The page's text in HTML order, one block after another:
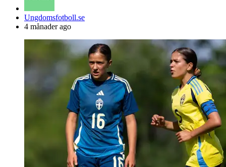
Posted
by
Ungdomsfotboll.se
4 månader ago